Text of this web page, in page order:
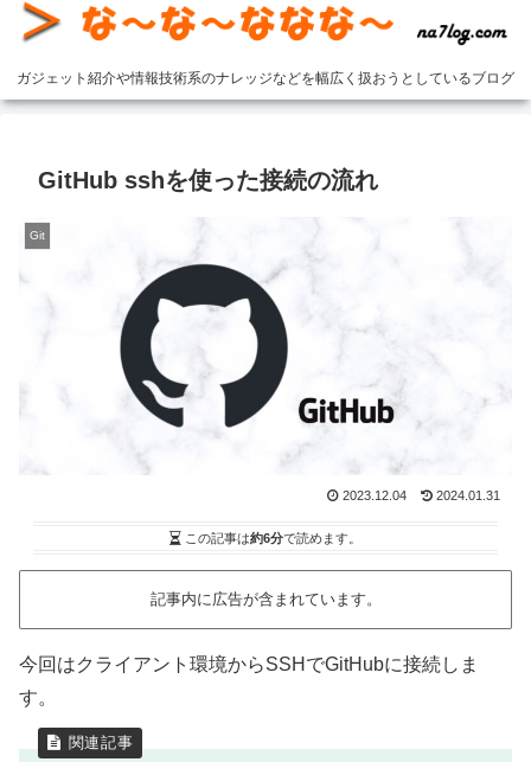
ガジェット紹介や情報技術系のナレッジなどを幅広く扱おうとしているブログ
GitHub sshを使った接続の流れ
Git
2023.12.04 2024.01.31
この記事は約6分で読めます。
記事内に広告が含まれています。
今回はクライアント環境からSSHでGitHubに接続しま
す。